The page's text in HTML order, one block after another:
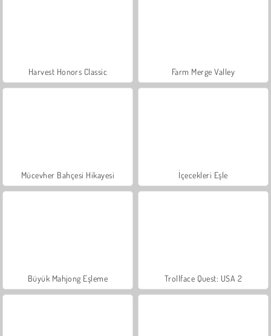
Harvest Honors Classic Farm Merge Valley
Mücevher Bahçesi Hikayesi İçecekleri Eşle
Büyük Mahjong Eşleme Trollface Quest: USA 2